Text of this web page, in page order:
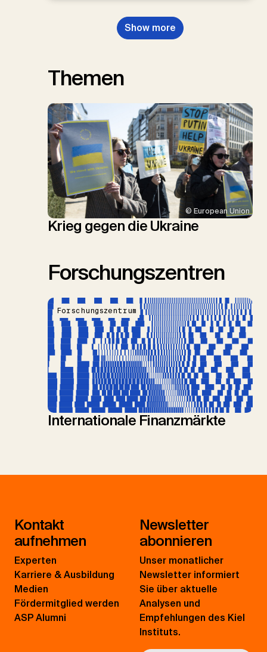
Show more
Themen
© European Union
Krieg gegen die Ukraine
Forschungszentren
Forschungszentrum
Internationale Finanzmärkte
Kontakt
aufnehmen
Experten
Karriere & Ausbildung
Medien
Fördermitglied werden
ASP Alumni
Newsletter
abonnieren
Unser monatlicher
Newsletter informiert
Sie über aktuelle
Analysen und
Empfehlungen des Kiel
Instituts.